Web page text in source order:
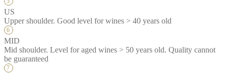
US
Upper shoulder. Good level for wines > 40 years old
MID
Mid shoulder. Level for aged wines > 50 years old. Quality cannot
be guaranteed